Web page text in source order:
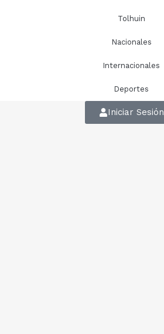
Tolhuin
Nacionales
Internacionales
Deportes
Iniciar Sesión